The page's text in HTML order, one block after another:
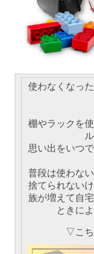
使わなくなった
棚やラックを
思い出をいつ
普段は使わな
捨てられない
族が増えて自
ときに
▽こ